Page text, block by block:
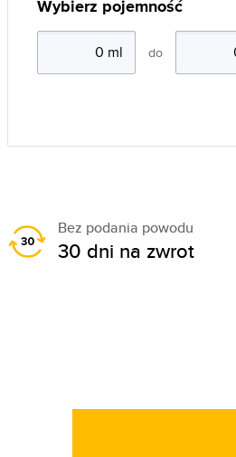
Wybierz pojemność
do
Bez podania powodu
30 dni na zwrot